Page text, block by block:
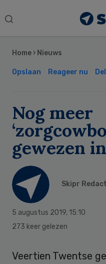
Search
Home › Nieuws
Opslaan Reageer nu
Nog meer
gewezen
Skipr
5 augustus 2019, 15:10
273 keer gelezen
Veertien Twentse
Sidebar